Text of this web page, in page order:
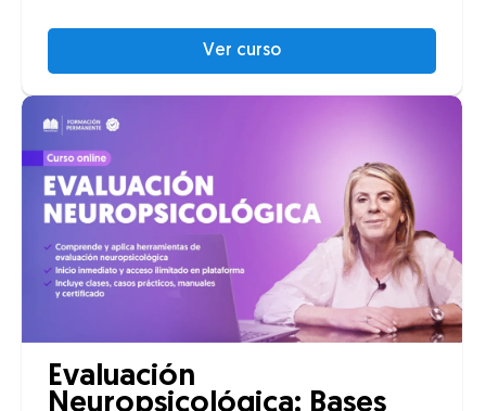
Ver curso
Evaluación